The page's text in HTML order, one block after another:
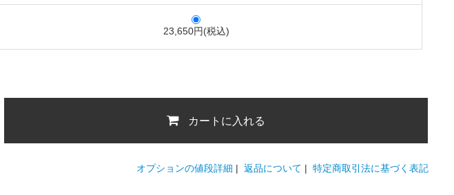
23,650円(税込)
カートに入れる
オプションの値段詳細 | 返品について | 特定商取引法に基づく表記